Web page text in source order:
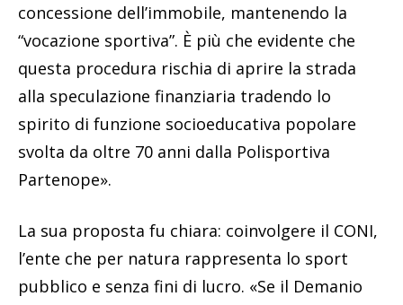
concessione dell’immobile, mantenendo la
“vocazione sportiva”. È più che evidente che
questa procedura rischia di aprire la strada
alla speculazione finanziaria tradendo lo
spirito di funzione socioeducativa popolare
svolta da oltre 70 anni dalla Polisportiva
Partenope».
La sua proposta fu chiara: coinvolgere il CONI,
l’ente che per natura rappresenta lo sport
pubblico e senza fini di lucro. «Se il Demanio